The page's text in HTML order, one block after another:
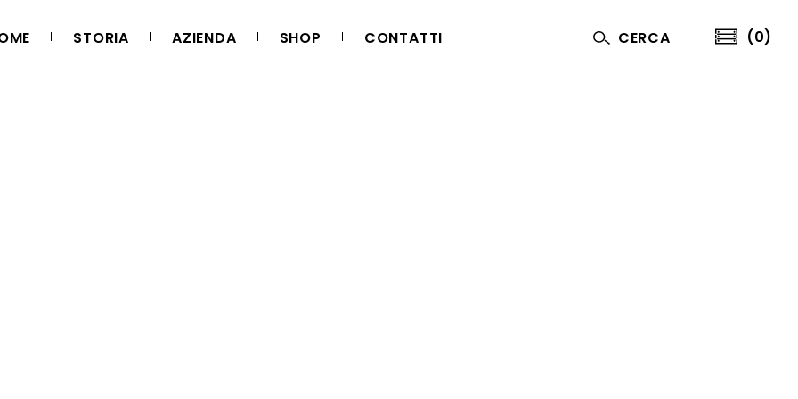
STORIA AZIENDA SHOP CONTATTI CERCA (0)